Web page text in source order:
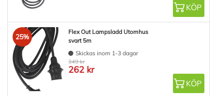
KÖP
25%
Flex Out Lampsladd Utomhus
svart 5m
Skickas inom 1-3 dagar
349 kr
262 kr
KÖP